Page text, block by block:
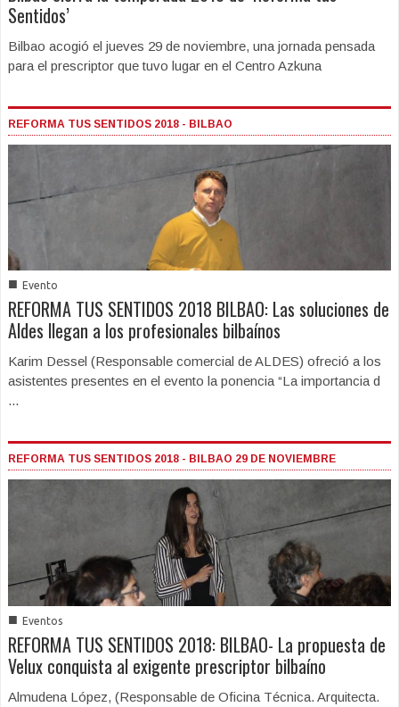
Sentidos’
Bilbao acogió el jueves 29 de noviembre, una jornada pensada
para el prescriptor que tuvo lugar en el Centro Azkuna
REFORMA TUS SENTIDOS 2018 - BILBAO
■ Evento
REFORMA TUS SENTIDOS 2018 BILBAO: Las soluciones de
Aldes llegan a los profesionales bilbaínos
Karim Dessel (Responsable comercial de ALDES) ofreció a los
asistentes presentes en el evento la ponencia “La importancia d
...
REFORMA TUS SENTIDOS 2018 - BILBAO 29 DE NOVIEMBRE
■ Eventos
REFORMA TUS SENTIDOS 2018: BILBAO- La propuesta de
Velux conquista al exigente prescriptor bilbaíno
Almudena López, (Responsable de Oficina Técnica. Arquitecta.